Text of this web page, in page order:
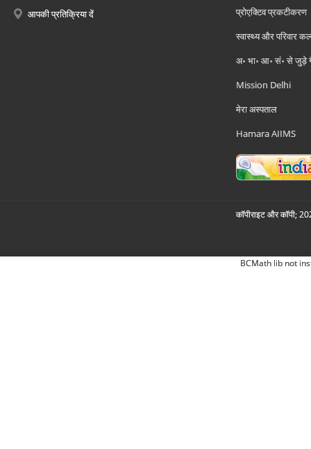
आपकी प्रतिक्रिया दें
प्रोएक्टिव प्रकटीकरण
स्वास्थ्य और परिवार
अ॰ भा॰ आ॰ सं॰ से जुड़े
Mission Delhi
मेरा अस्पताल
Hamara AIIMS
कॉपीराइट और कॉपी;
BCMath lib not